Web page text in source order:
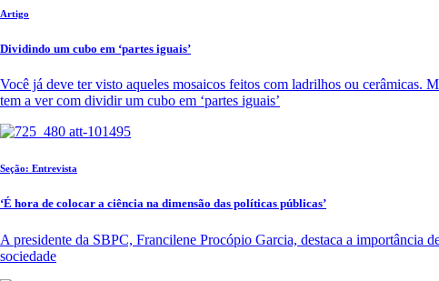
Artigo
Dividindo um cubo em ‘partes iguais’
Você já deve ter visto aqueles mosaicos feitos com ladrilhos ou cerâmicas.
tem a ver com dividir um cubo em ‘partes iguais’
Seção: Entrevista
‘É hora de colocar a ciência na dimensão das políticas públicas’
A presidente da SBPC, Francilene Procópio Garcia, destaca a importância
sociedade